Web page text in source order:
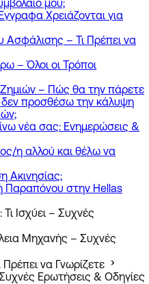
μου;
Χρειάζονται για
Ασφάλισης – Τι Πρέπει να
– Όλοι οι Τρόποι
Ζημιών – Πώς θα την πάρετε
προσθέσω την κάλυψη
νέα σας: Ενημερώσεις &
η αλλού και θέλω να
Ακινησίας;
Παραπόνου στην Hellas
Ισχύει – Συχνές
Μηχανής – Συχνές
να Γνωρίζετε
Ερωτήσεις & Οδηγίες